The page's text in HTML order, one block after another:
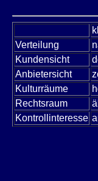
Verteilung
Kundensicht
Anbietersicht
Kulturräume
Rechtsraum
Kontrollinteresse